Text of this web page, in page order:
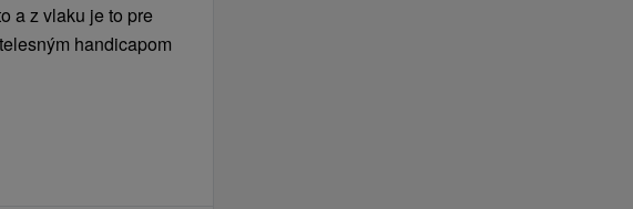
a z vlaku je to pre
handicapom